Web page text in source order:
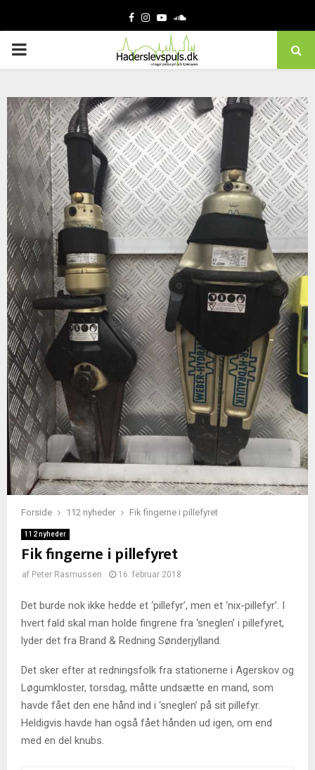
Facebook
Instagram
YoutubeSoundcloud
PRIMARY
Forside 112 nyheder Fik fingerne i pillefyret
112 nyheder
Fik fingerne i pillefyret
af Peter Rasmussen 16. februar 2018
Det burde nok ikke hedde et ‘pillefyr’, men et ‘nix-pillefyr’. I
hvert fald skal man holde fingrene fra ‘sneglen’ i pillefyret,
lyder det fra Brand & Redning Sønderjylland.
Det sker efter at redningsfolk fra stationerne i Agerskov og
Løgumkloster, torsdag, måtte undsætte en mand, som
havde fået den ene hånd ind i ‘sneglen’ på sit pillefyr.
Heldigvis havde han også fået hånden ud igen, om end
med en del knubs.